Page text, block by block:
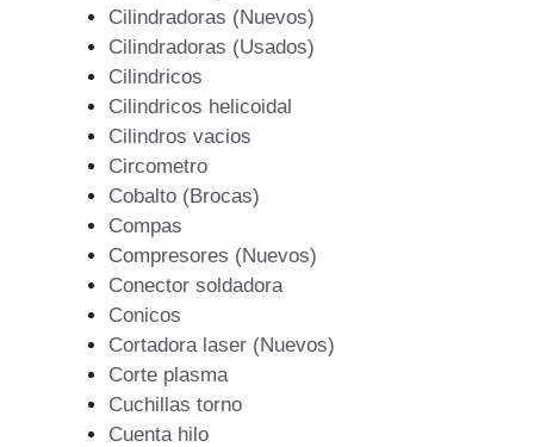
Cilindradoras (Nuevos)
Cilindradoras (Usados)
Cilindricos
Cilindricos helicoidal
Cilindros vacios
Circometro
Cobalto (Brocas)
Compas
Compresores (Nuevos)
Conector soldadora
Conicos
Cortadora laser (Nuevos)
Corte plasma
Cuchillas torno
Cuenta hilo